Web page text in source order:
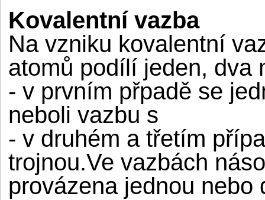
Kovalentní vazba
Na vzniku kovalentní
atomů podílí jeden, dva
- v prvním přpadě se
neboli vazbu s
- v druhém a třetím
trojnou.Ve vazbách
provázena jednou nebo